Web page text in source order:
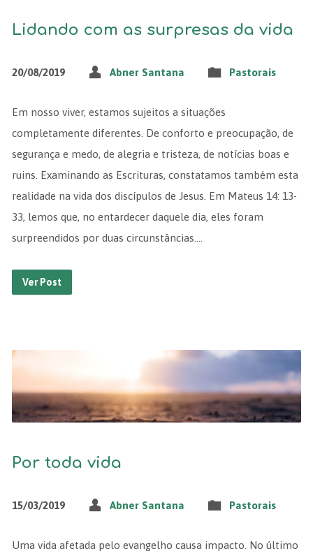
Lidando com as surpresas da vida
20/08/2019 Abner Santana Pastorais
Em nosso viver, estamos sujeitos a situações
completamente diferentes. De conforto e preocupação, de
segurança e medo, de alegria e tristeza, de notícias boas e
ruins. Examinando as Escrituras, constatamos também esta
realidade na vida dos discípulos de Jesus. Em Mateus 14: 13-
33, lemos que, no entardecer daquele dia, eles foram
surpreendidos por duas circunstâncias.…
Ver Post
Por toda vida
15/03/2019 Abner Santana Pastorais
Uma vida afetada pelo evangelho causa impacto. No último